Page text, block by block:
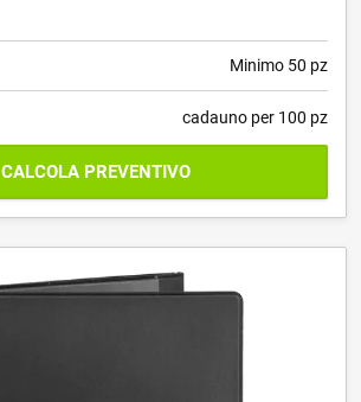
Minimo 50 pz
cadauno per 100 pz
CALCOLA PREVENTIVO